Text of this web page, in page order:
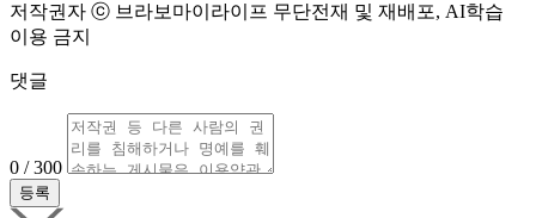
저작권자 ⓒ 브라보마이라이프 무단전재 및 재배포, AI학습
이용 금지
댓글
0 / 300